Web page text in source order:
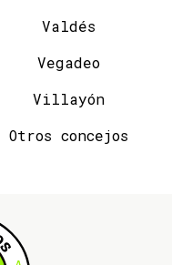
Valdés
Vegadeo
Villayón
Otros concejos